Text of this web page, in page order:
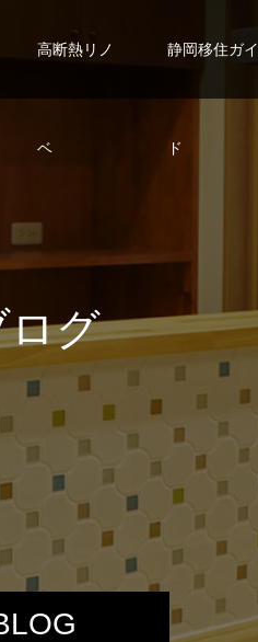
高断熱リノ
ベ
静岡移住ガイ
ド
ログ